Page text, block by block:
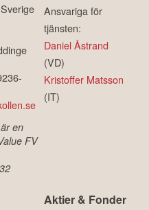
en
FV
Ansvariga för
tjänsten:
Daniel Åstrand
(VD)
Kristoffer Matsson
(IT)
Aktier & Fonder